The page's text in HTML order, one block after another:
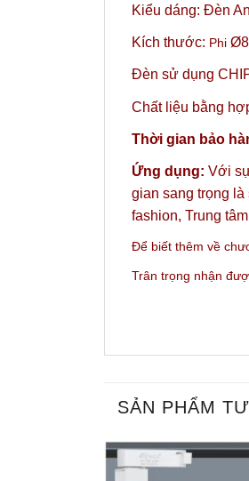
Kiểu dáng: Đèn
Kích thước: Phi
Đèn sử dụng
Chất liệu bằng
Thời gian bảo
Ứng dụng: Với
gian sang trọng
fashion, Trung
Để biết thêm về
Trân trọng nhận
SẢN PHẨM